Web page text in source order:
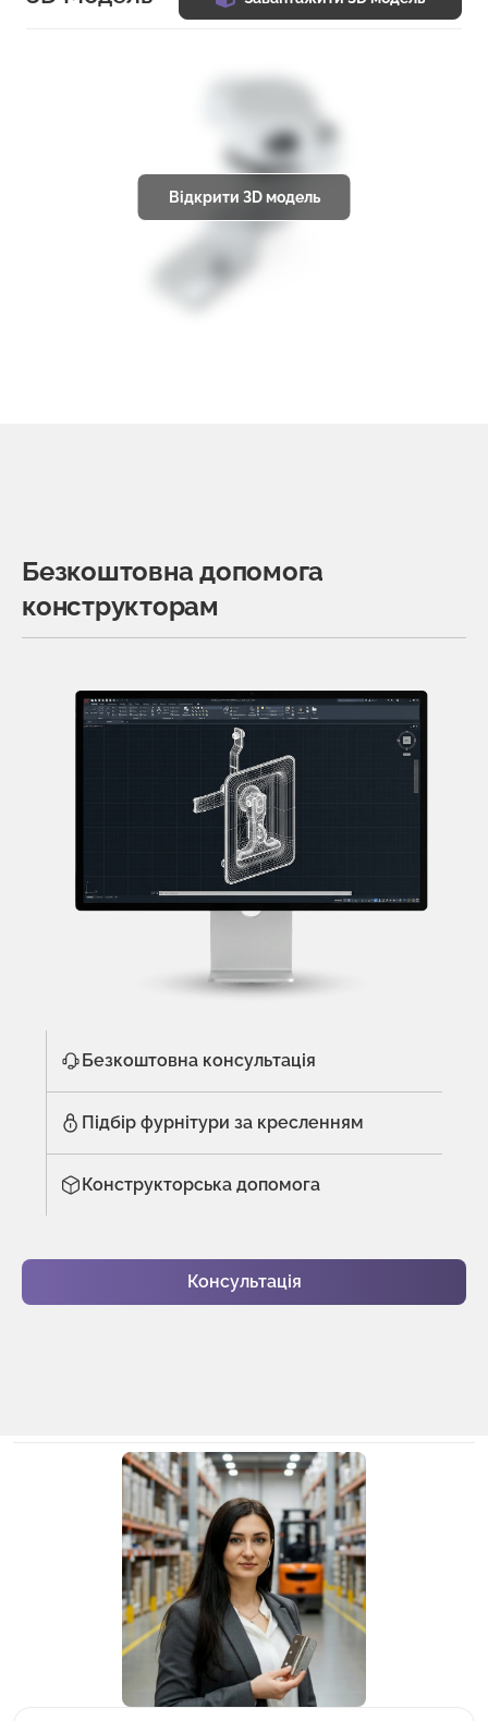
Відкрити 3D модель
Безкоштовна допомога
конструкторам
Безкоштовна консультація
Підбір фурнітури за кресленням
Конструкторська допомога
Консультація